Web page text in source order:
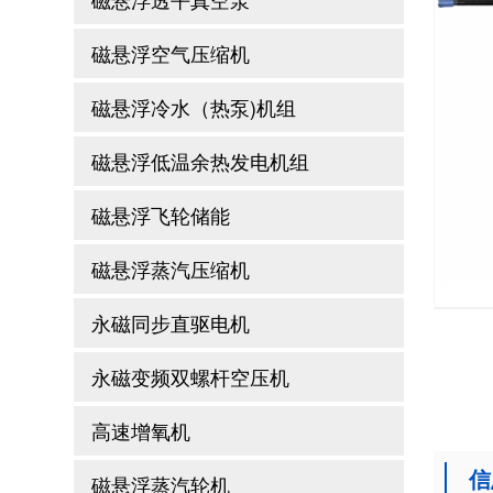
磁悬浮空气压缩机
磁悬浮冷水（热泵)机组
磁悬浮低温余热发电机组
磁悬浮飞轮储能
磁悬浮蒸汽压缩机
永磁同步直驱电机
永磁变频双螺杆空压机
高速增氧机
磁悬浮蒸汽轮机